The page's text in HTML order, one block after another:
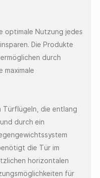
optimale Nutzung jedes
Die Produkte
durch
maximale
Türflügeln, die entlang
durch ein
die Tür im
horizontalen
für